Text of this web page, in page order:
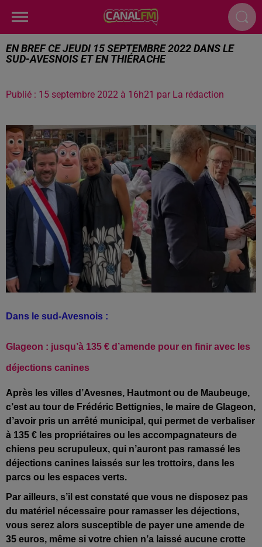
EN BREF CE JEUDI 15 SEPTEMBRE 2022 DANS LE
SUD-AVESNOIS ET EN THIÉRACHE
Publié : 15 septembre 2022 à 16h21 par La rédaction
Dans le sud-Avesnois :
Glageon : jusqu’à 135 € d’amende pour en finir avec les
déjections canines
Après les villes d’Avesnes, Hautmont ou de Maubeuge,
c’est au tour de Frédéric Bettignies, le maire de Glageon,
d’avoir pris un arrêté municipal, qui permet de verbaliser
à 135 € les propriétaires ou les accompagnateurs de
chiens peu scrupuleux, qui n’auront pas ramassé les
déjections canines laissés sur les trottoirs, dans les
parcs ou les espaces verts.
Par ailleurs, s’il est constaté que vous ne disposez pas
du matériel nécessaire pour ramasser les déjections,
vous serez alors susceptible de payer une amende de
35 euros, même si votre chien n’a laissé aucune crotte